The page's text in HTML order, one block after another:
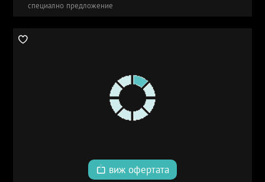
специално предложение
виж офертата